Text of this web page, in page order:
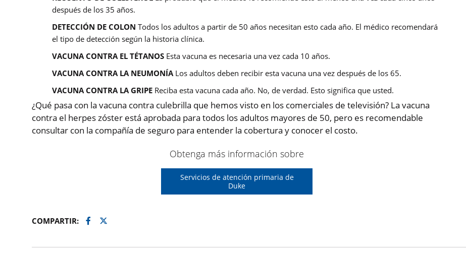
después de los 35 años.
DETECCIÓN DE COLON Todos los adultos a partir de 50 años necesitan esto cada año. El médico recomendará
el tipo de detección según la historia clínica.
VACUNA CONTRA EL TÉTANOS Esta vacuna es necesaria una vez cada 10 años.
VACUNA CONTRA LA NEUMONÍA Los adultos deben recibir esta vacuna una vez después de los 65.
VACUNA CONTRA LA GRIPE Reciba esta vacuna cada año. No, de verdad. Esto significa que usted.
¿Qué pasa con la vacuna contra culebrilla que hemos visto en los comerciales de televisión? La vacuna
contra el herpes zóster está aprobada para todos los adultos mayores de 50, pero es recomendable
consultar con la compañía de seguro para entender la cobertura y conocer el costo.
Obtenga más información sobre
Servicios de atención primaria de
Duke
COMPARTIR: Facebook
Twitter